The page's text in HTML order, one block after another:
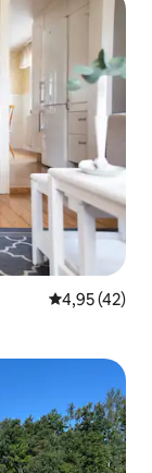
Gemiddelde
4,95 (42)